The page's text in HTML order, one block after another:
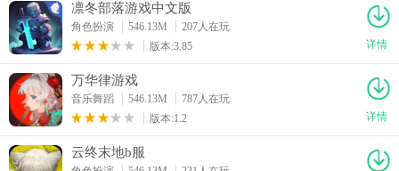
凛冬部落游戏中文版
角色扮演 546.13M
207人在玩
版本:3.85
详情
万华律游戏
音乐舞蹈 546.13M
787人在玩
版本:1.2
详情
云终末地b服